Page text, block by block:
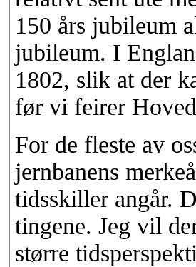
150 års jubileum
jubileum. I
1802, slik at der
før vi feirer
For de fleste av
jernbanens
tidsskiller angår.
tingene. Jeg vil
større